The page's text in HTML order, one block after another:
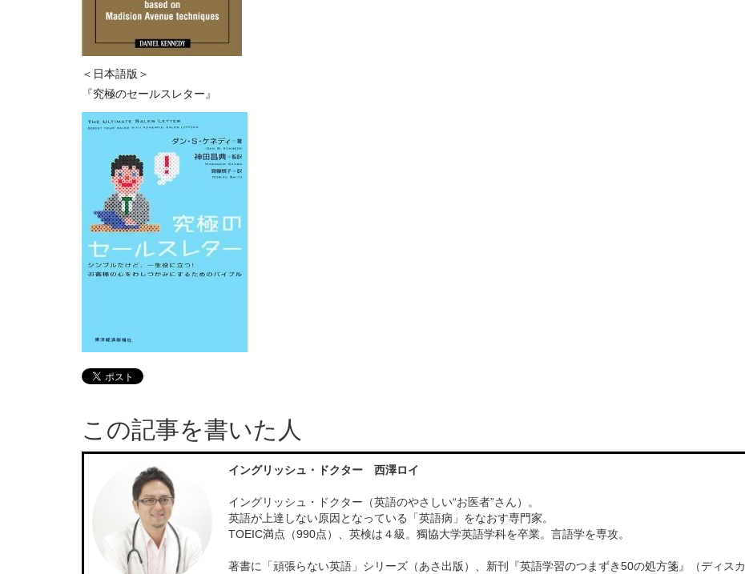
＜日本語版＞
『究極のセールスレター』
この記事を書いた人
イングリッシュ・ドクター 西澤ロイ
イングリッシュ・ドクター（英語のやさしい“お医者”さん）。
英語が上達しない原因となっている「英語病」をなおす専門家。
TOEIC満点（990点）、英検は４級。獨協大学英語学科を卒業。言語学を専攻。
著書に「頑張らない英語」シリーズ（あさ出版）、新刊『英語学習のつまずき50の処方箋』（ディスカ